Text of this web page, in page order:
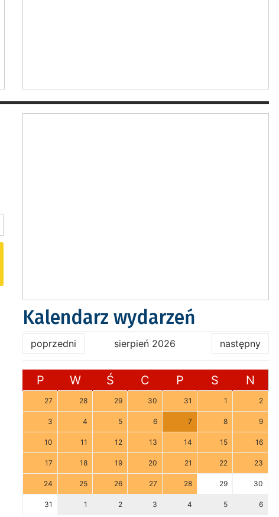
Kalendarz wydarzeń
poprzedni sierpień 2026 następny
P W Ś C P S N
27 28 29 30 31 1 2
3 4 5 6 7 8 9
10 11 12 13 14 15 16
17 18 19 20 21 22 23
24 25 26 27 28 29 30
31 1 2 3 4 5 6